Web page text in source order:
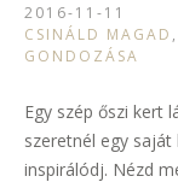
2016-11-11
CSINÁLD MAGAD ,
GONDOZÁSA
Egy szép őszi kert
szeretnél egy
inspirálódj. Nézd